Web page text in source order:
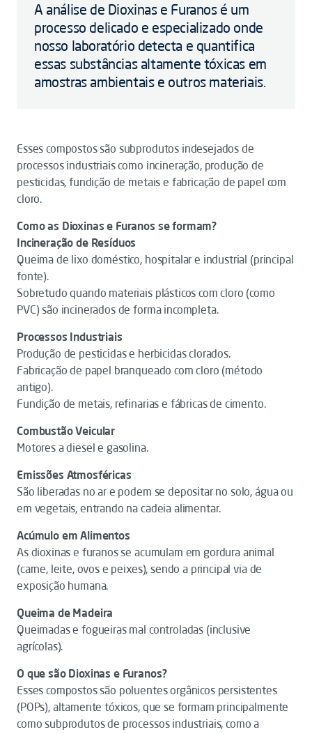
A análise de Dioxinas e Furanos é um
processo delicado e especializado onde
nosso laboratório detecta e quantifica
essas substâncias altamente tóxicas em
amostras ambientais e outros materiais.
Esses compostos são subprodutos indesejados de
processos industriais como incineração, produção de
pesticidas, fundição de metais e fabricação de papel com
cloro.
Como as Dioxinas e Furanos se formam?
Incineração de Resíduos
Queima de lixo doméstico, hospitalar e industrial (principal
fonte).
Sobretudo quando materiais plásticos com cloro (como
PVC) são incinerados de forma incompleta.
Processos Industriais
Produção de pesticidas e herbicidas clorados.
Fabricação de papel branqueado com cloro (método
antigo).
Fundição de metais, refinarias e fábricas de cimento.
Combustão Veicular
Motores a diesel e gasolina.
Emissões Atmosféricas
São liberadas no ar e podem se depositar no solo, água ou
em vegetais, entrando na cadeia alimentar.
Acúmulo em Alimentos
As dioxinas e furanos se acumulam em gordura animal
(carne, leite, ovos e peixes), sendo a principal via de
exposição humana.
Queima de Madeira
Queimadas e fogueiras mal controladas (inclusive
agrícolas).
O que são Dioxinas e Furanos?
Esses compostos são poluentes orgânicos persistentes
(POPs), altamente tóxicos, que se formam principalmente
como subprodutos de processos industriais, como a